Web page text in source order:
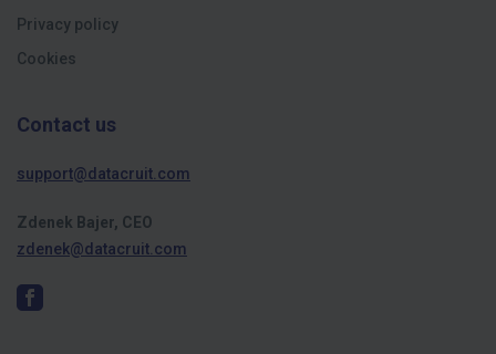
Privacy policy
Cookies
Contact us
support@datacruit.com
Zdenek Bajer, CEO
zdenek@datacruit.com